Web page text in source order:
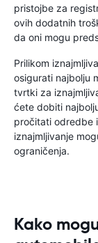
pristojbe za
ovih dodatnih
da oni mogu
Prilikom
osigurati najbolju
tvrtki za
ćete dobiti
pročitati odredbe
iznajmljivanje
ograničenja.
Kako